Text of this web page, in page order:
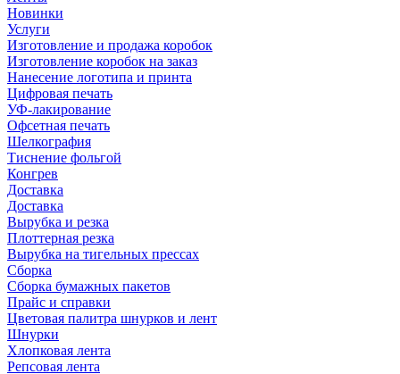
Новинки
Услуги
Изготовление и продажа коробок
Изготовление коробок на заказ
Нанесение логотипа и принта
Цифровая печать
УФ-лакирование
Офсетная печать
Шелкография
Тиснение фольгой
Конгрев
Доставка
Доставка
Вырубка и резка
Плоттерная резка
Вырубка на тигельных прессах
Сборка
Сборка бумажных пакетов
Прайс и справки
Цветовая палитра шнурков и лент
Шнурки
Хлопковая лента
Репсовая лента